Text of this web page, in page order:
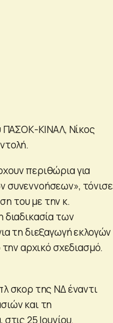
ΠΑΣΟΚ-ΚΙΝΑΛ, Νίκος
περιθώρια για
συνεννοήσεων», τόνισε
του με την κ.
των
τη διεξαγωγή εκλογών
αρχικό σχεδιασμό.
σκορ της ΝΔ έναντι
και τη
25 Ιουνίου.